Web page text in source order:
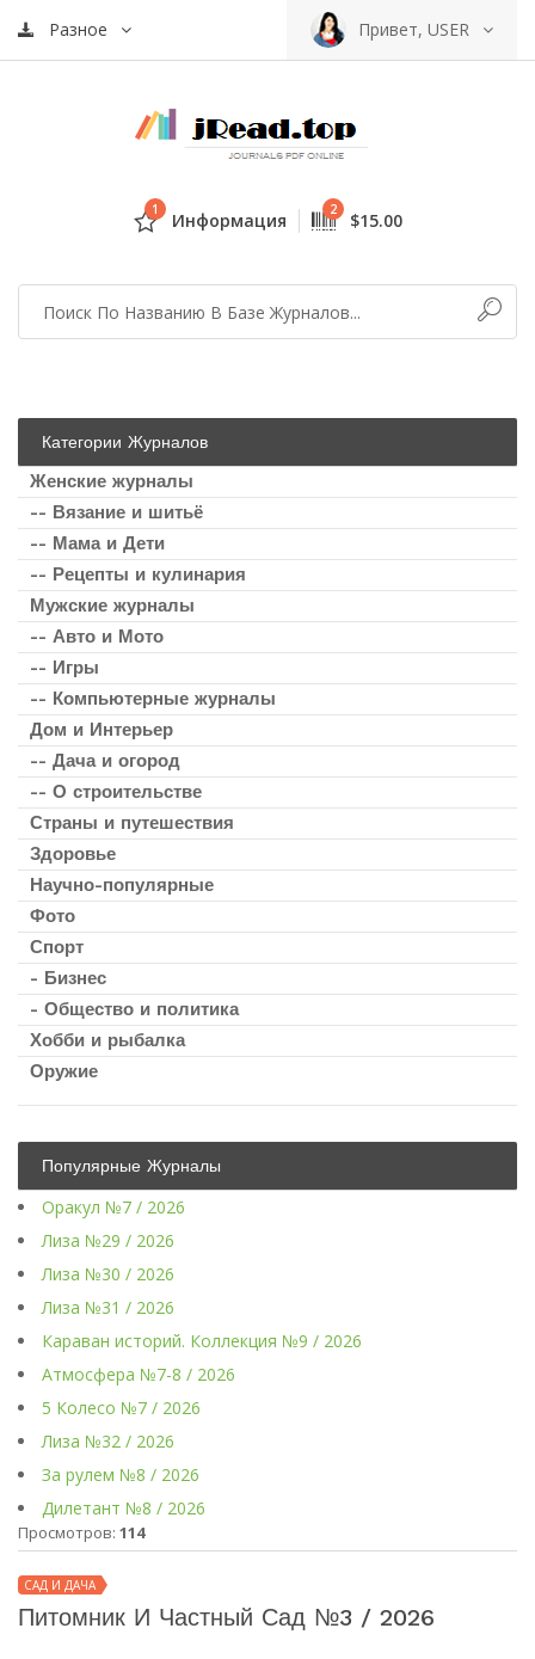
Разное Привет, USER
1 Информация 2 $15.00
Категории Журналов
Женские журналы
-- Вязание и шитьё
-- Мама и Дети
-- Рецепты и кулинария
Мужские журналы
-- Авто и Мото
-- Игры
-- Компьютерные журналы
Дом и Интерьер
-- Дача и огород
-- О строительстве
Страны и путешествия
Здоровье
Научно-популярные
Фото
Спорт
- Бизнес
- Общество и политика
Хобби и рыбалка
Оружие
Популярные Журналы
Оракул №7 / 2026
Лиза №29 / 2026
Лиза №30 / 2026
Лиза №31 / 2026
Караван историй. Коллекция №9 / 2026
Атмосфера №7-8 / 2026
5 Колесо №7 / 2026
Лиза №32 / 2026
За рулем №8 / 2026
Дилетант №8 / 2026
Просмотров: 114
САД И ДАЧА
Питомник И Частный Сад №3 / 2026